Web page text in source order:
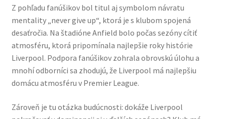
Z pohľadu fanúšikov bol titul aj symbolom návratu
mentality „never give up“, ktorá je s klubom spojená
desaťročia. Na štadióne Anfield bolo počas sezóny cítiť
atmosféru, ktorá pripomínala najlepšie roky histórie
Liverpool. Podpora fanúšikov zohrala obrovskú úlohu a
mnohí odborníci sa zhodujú, že Liverpool má najlepšiu
domácu atmosféru v Premier League.
Zároveň je tu otázka budúcnosti: dokáže Liverpool